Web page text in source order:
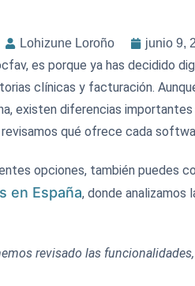
Lohizune Loroño junio 9,
es porque ya has decidido
clínicas y facturación.
existen diferencias
qué ofrece cada
opciones, también puedes
en España, donde analizamos
revisado las